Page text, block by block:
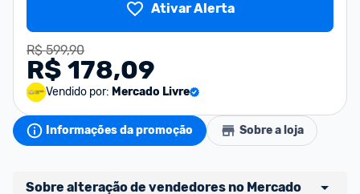
Ativar Alerta
R$ 599,90
R$ 178,09
Vendido por: Mercado Livre
Informações da promoção Sobre a loja
Sobre alteração de vendedores no Mercado